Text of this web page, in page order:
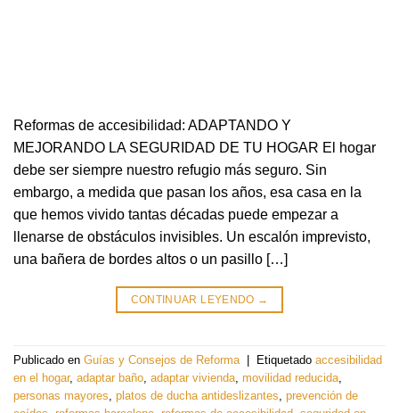
Reformas de accesibilidad: ADAPTANDO Y
MEJORANDO LA SEGURIDAD DE TU HOGAR El hogar
debe ser siempre nuestro refugio más seguro. Sin
embargo, a medida que pasan los años, esa casa en la
que hemos vivido tantas décadas puede empezar a
llenarse de obstáculos invisibles. Un escalón imprevisto,
una bañera de bordes altos o un pasillo […]
CONTINUAR LEYENDO →
Publicado en Guías y Consejos de Reforma Etiquetado accesibilidad
en el hogar, adaptar baño adaptar vivienda movilidad reducida
personas mayores platos de ducha antideslizantes prevención de